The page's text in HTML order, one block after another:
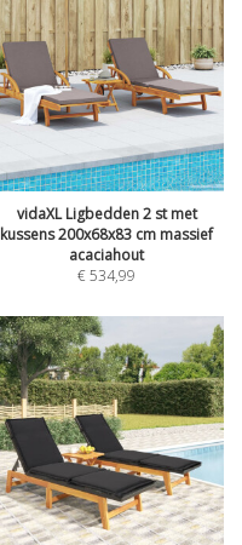
vidaXL Ligbedden 2 st met
kussens 200x68x83 cm massief
acaciahout
€534,99